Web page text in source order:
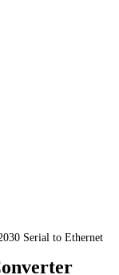
Serial to Ethernet